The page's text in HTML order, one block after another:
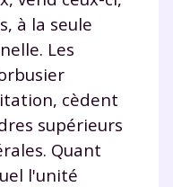
à la seule
Les
cèdent
supérieurs
Quant
l'unité
puisse vous donner
24h. Pour en
personnelles et
consulternotre
actualités et des
de